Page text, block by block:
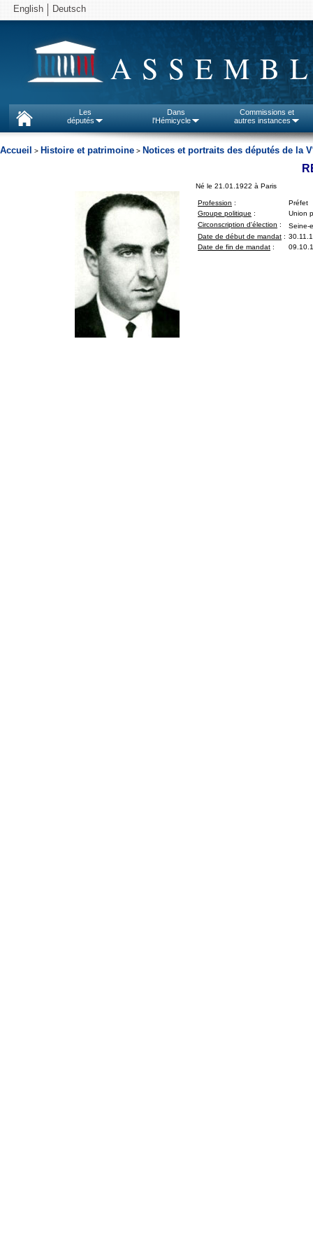
English Deutsch
Les
députés
Dans
l'Hémicycle
Commissions et
autres instances
Accueil > Histoire et patrimoine > Notices et portraits des députés de la V
Né le 21.01.1922 à Paris
Profession :
Préfet
Groupe politique :
Union
Circonscription d'élection :
Seine-
Date de début de mandat :
Date de fin de mandat :